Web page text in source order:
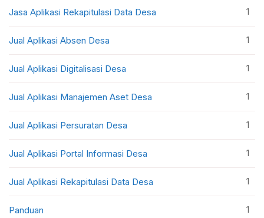
Jasa Aplikasi Rekapitulasi Data Desa 1
Jual Aplikasi Absen Desa 1
Jual Aplikasi Digitalisasi Desa 1
Jual Aplikasi Manajemen Aset Desa 1
Jual Aplikasi Persuratan Desa 1
Jual Aplikasi Portal Informasi Desa 1
Jual Aplikasi Rekapitulasi Data Desa 1
Panduan 1